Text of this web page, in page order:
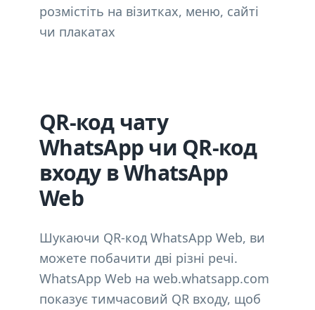
розмістіть на візитках, меню, сайті
чи плакатах
QR-код чату
WhatsApp чи QR-код
входу в WhatsApp
Web
Шукаючи QR-код WhatsApp Web, ви
можете побачити дві різні речі.
WhatsApp Web на web.whatsapp.com
показує тимчасовий QR входу, щоб